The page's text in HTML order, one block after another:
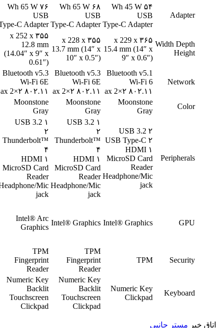
Adapter
۵۴ Wh 45 W
USB
Type-C Adapter
۶۸ Wh 65 W
USB
Type-C Adapter
۷۶ Wh 65 W
USB
C Adapter
Width Depth
Height
۳۶۵ x 229 x
15.4 mm (14″ x
9″ x 0.6″)
۳۵۵ x 228 x
13.7 mm (14″ x
10″ x 0.5″)
۳۵۵ x 252 x
12.8 mm
(14.04″ x 9″ x
0.61″)
Network
Bluetooth v5.1
Wi-Fi 6
۸۰۲.۱۱ ax 2×۲
Bluetooth v5.3
Wi-Fi 6E
۸۰۲.۱۱ ax 2×۲
Bluetooth v5.3
Wi-Fi 6E
۸۰۲.۱۱ ax 2×۲
Color
Moonstone
Gray
Moonstone
Gray
Moonstone
Gray
Peripherals
۲ USB 3.2
۲ USB Type-C
۱ HDMI
MicroSD Card
Reader
Headphone/Mic
jack
۱ USB 3.2
۲
Thunderbolt™
۴
۱ HDMI
MicroSD Card
Reader
Headphone/Mic
jack
۱ USB 3.2
۲
Thunderbolt™
۴
۱ HDMI
MicroSD Card
Reader
Mic
jack
GPU
Intel® Graphics
Intel® Graphics
Intel® Arc
Graphics
Security
TPM
TPM
Fingerprint
Reader
TPM
Fingerprint
Reader
Keyboard
Numeric Key
Clickpad
Numeric Key
Backlit
Touchscreen
Clickpad
Numeric Key
Backlit
Touchscreen
Clickpad
اتاق خبر مستر جانبی